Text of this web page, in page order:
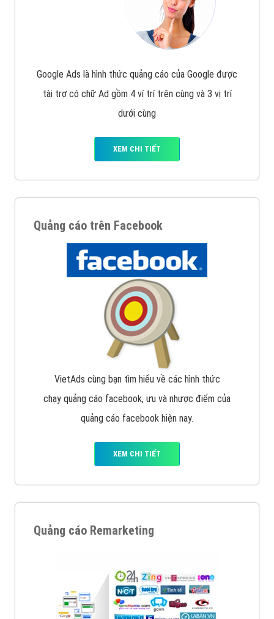
Google Ads là hình thức quảng cáo của Google được
tài trợ có chữ Ad gồm 4 ví trí trên cùng và 3 vị trí
dưới cùng
XEM CHI TIẾT
Quảng cáo trên Facebook
VietAds cùng bạn tìm hiểu về các hình thức
chạy quảng cáo facebook, ưu và nhược điểm của
quảng cáo facebook hiện nay.
XEM CHI TIẾT
Quảng cáo Remarketing